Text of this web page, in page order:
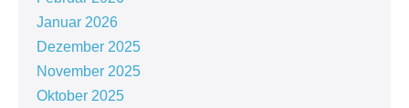
Januar 2026
Dezember 2025
November 2025
Oktober 2025